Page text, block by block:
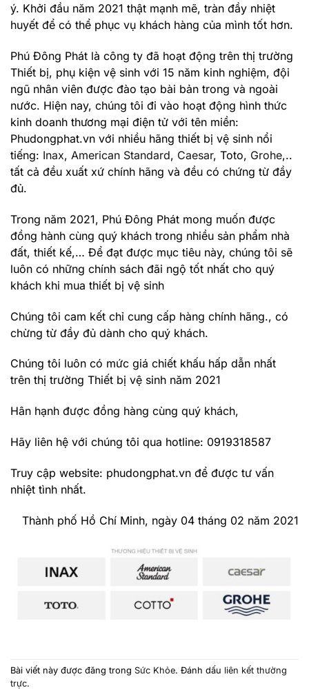
ý. Khởi đầu năm 2021 thật mạnh mẽ, tràn đầy nhiệt
huyết để có thể phục vụ khách hàng của mình tốt hơn.
Phú Đông Phát là công ty đã hoạt động trên thị trường
Thiết bị, phụ kiện vệ sinh với 15 năm kinh nghiệm, đội
ngũ nhân viên được đào tạo bài bản trong và ngoài
nước. Hiện nay, chúng tôi đi vào hoạt động hình thức
kinh doanh thương mại điện tử với tên miền:
Phudongphat.vn với nhiều hãng thiết bị vệ sinh nổi
tiếng: Inax, American Standard, Caesar, Toto, Grohe,..
tất cả đều xuất xứ chính hãng và đều có chứng từ đầy
đủ.
Trong năm 2021, Phú Đông Phát mong muốn được
đồng hành cùng quý khách trong nhiều sản phẩm nhà
đất, thiết kế,… Để đạt được mục tiêu này, chúng tôi sẽ
luôn có những chính sách đãi ngộ tốt nhất cho quý
khách khi mua thiết bị vệ sinh
Chúng tôi cam kết chỉ cung cấp hàng chính hãng., có
chừng từ đầy đủ dành cho quý khách.
Chúng tôi luôn có mức giá chiết khấu hấp dẫn nhất
trên thị trường Thiết bị vệ sinh năm 2021
Hân hạnh được đồng hàng cùng quý khách,
Hãy liên hệ với chúng tôi qua hotline: 0919318587
Truy cập website: phudongphat.vn để được tư vấn
nhiệt tình nhất.
Thành phố Hồ Chí Minh, ngày 04 tháng 02 năm 2021
Bài viết này được đăng trong Sức Khỏe. Đánh dấu liên kết thường
trực.